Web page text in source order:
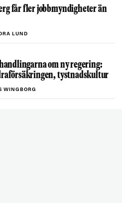
får fler jobbmyndigheter än
LUND
om ny regering:
tystnadskultur
WINGBORG